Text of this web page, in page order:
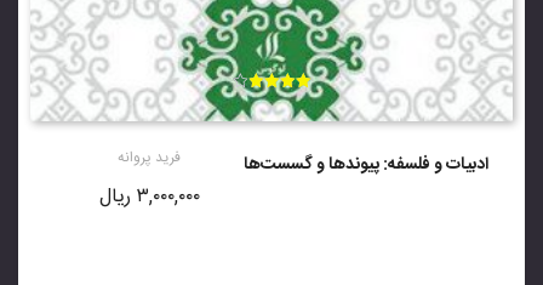
ادبیات و فلسفه: پیوندها و گسست‌ها فرید پروانه
امتیاز
3.89
از 5
۳,۰۰۰,۰۰۰ ریال